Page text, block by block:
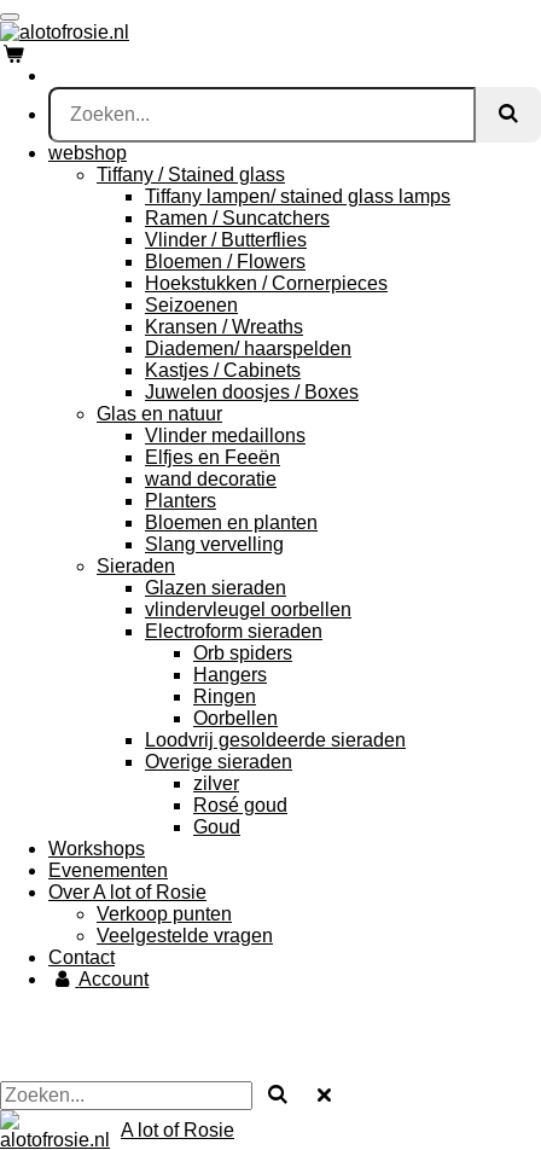
Ga
direct
naar
de
hoofdinhoud
webshop
Tiffany / Stained glass
Tiffany lampen/ stained glass lamps
Ramen / Suncatchers
Vlinder / Butterflies
Bloemen / Flowers
Hoekstukken / Cornerpieces
Seizoenen
Kransen / Wreaths
Diademen/ haarspelden
Kastjes / Cabinets
Juwelen doosjes / Boxes
Glas en natuur
Vlinder medaillons
Elfjes en Feeën
wand decoratie
Planters
Bloemen en planten
Slang vervelling
Sieraden
Glazen sieraden
vlindervleugel oorbellen
Electroform sieraden
Orb spiders
Hangers
Ringen
Oorbellen
Loodvrij gesoldeerde sieraden
Overige sieraden
zilver
Rosé goud
Goud
Workshops
Evenementen
Over A lot of Rosie
Verkoop punten
Veelgestelde vragen
Contact
Account
A lot of Rosie